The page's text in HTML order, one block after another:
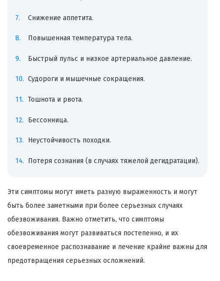
Снижение аппетита.
Повышенная температура тела.
Быстрый пульс и низкое артериальное давление.
Судороги и мышечные сокращения.
Тошнота и рвота.
Бессонница.
Неустойчивость походки.
Потеря сознания (в случаях тяжелой дегидратации).
Эти симптомы могут иметь разную выраженность и могут
быть более заметными при более серьезных случаях
обезвоживания. Важно отметить, что симптомы
обезвоживания могут развиваться постепенно, и их
своевременное распознавание и лечение крайне важны для
предотвращения серьезных осложнений.